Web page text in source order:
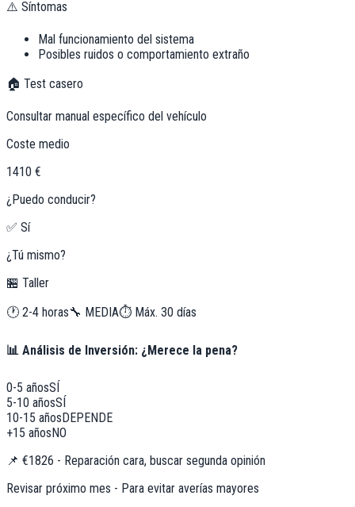
⚠️ Síntomas
Mal funcionamiento del sistema
Posibles ruidos o comportamiento extraño
🏠 Test casero
Consultar manual específico del vehículo
Coste medio
1410 €
¿Puedo conducir?
✅ Sí
¿Tú mismo?
🏪 Taller
🕐 2-4 horas🔧 MEDIA⏱️ Máx. 30 días
📊 Análisis de Inversión: ¿Merece la pena?
0-5 añosSÍ
5-10 añosSÍ
10-15 añosDEPENDE
+15 añosNO
📌 €1826 - Reparación cara, buscar segunda opinión
Revisar próximo mes - Para evitar averías mayores